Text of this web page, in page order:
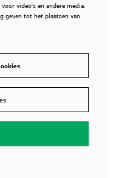
video's en andere media.
geven tot het plaatsen van